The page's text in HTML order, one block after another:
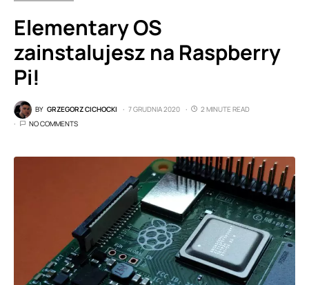
Elementary OS
zainstalujesz na Raspberry
Pi!
BY GRZEGORZ CICHOCKI 7 GRUDNIA 2020
2 MINUTE READ
NO COMMENTS